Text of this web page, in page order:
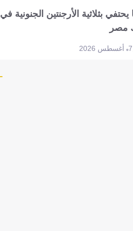
يحتفي بثلاثية الأرجنتين الجنونية في
مصر
7 أغسطس 2026